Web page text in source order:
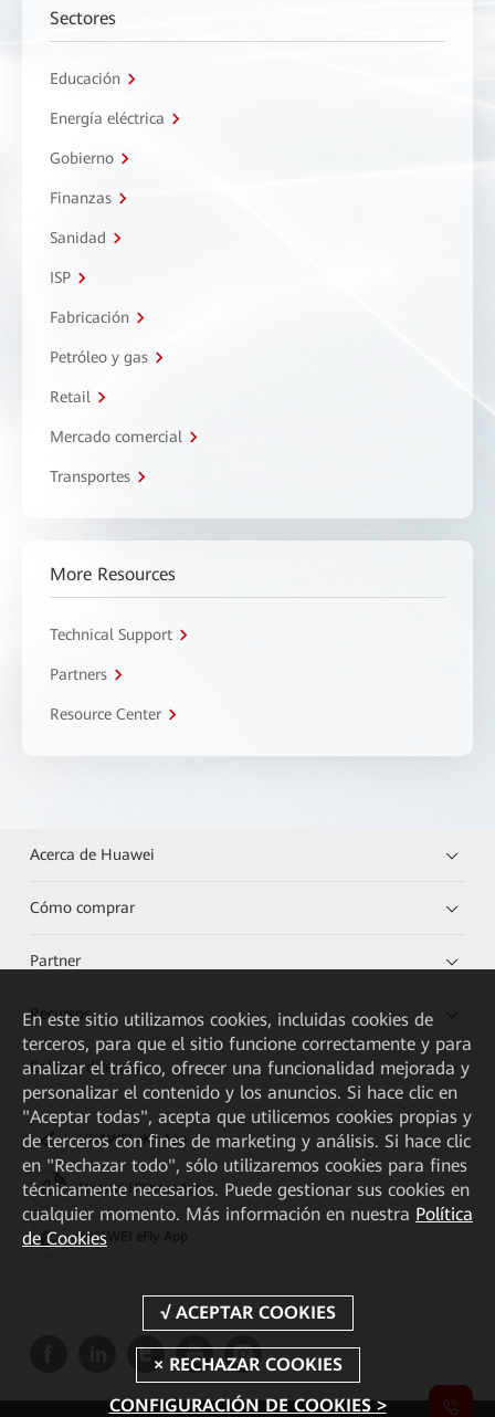
Sectores
Educación
Energía eléctrica
Gobierno
Finanzas
Sanidad
ISP
Fabricación
Petróleo y gas
Retail
Mercado comercial
Transportes
More Resources
Technical Support
Partners
Resource Center
Acerca de Huawei
Cómo comprar
Partner
Recursos
Enlaces directos
HUAWEI eKit App
Huawei HiKnow App
HUAWEI eFly App
En este sitio utilizamos cookies, incluidas cookies de
terceros, para que el sitio funcione correctamente y para
analizar el tráfico, ofrecer una funcionalidad mejorada y
personalizar el contenido y los anuncios. Si hace clic en
"Aceptar todas", acepta que utilicemos cookies propias y
de terceros con fines de marketing y análisis. Si hace clic
en "Rechazar todo", sólo utilizaremos cookies para fines
técnicamente necesarios. Puede gestionar sus cookies en
cualquier momento. Más información en nuestra Política
de Cookies
CONFIGURACIÓN DE COOKIES >